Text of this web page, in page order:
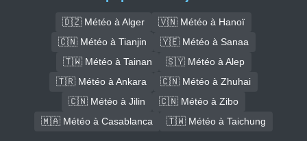
🇩🇿 Météo à Alger
🇻🇳 Météo à Hanoï
🇨🇳 Météo à Tianjin
🇾🇪 Météo à Sanaa
🇹🇼 Météo à Tainan
🇸🇾 Météo à Alep
🇹🇷 Météo à Ankara
🇨🇳 Météo à Zhuhai
🇨🇳 Météo à Jilin
🇨🇳 Météo à Zibo
🇲🇦 Météo à Casablanca
🇹🇼 Météo à Taichung